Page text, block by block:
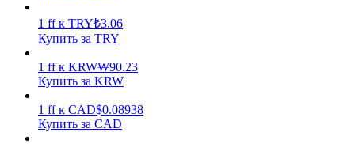
Стейкинг
Высокая прибыль и мгновенный доступ
1 ff к TRY₺3.06
Купить за TRY
1 ff к KRW₩90.23
Купить за KRW
1 ff к CAD$0.08938
Купить за CAD